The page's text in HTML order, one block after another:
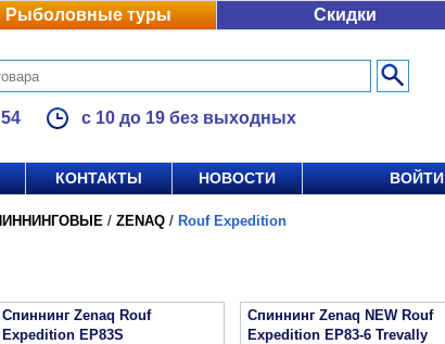
Рыболовные туры Скидки
с 10 до 19 без выходных
КОНТАКТЫ НОВОСТИ ВОЙТИ
/ ZENAQ / Rouf Expedition
Спиннинг Zenaq Rouf
Expedition EP83S
Спиннинг Zenaq NEW Rouf
Expedition EP83-6 Trevally